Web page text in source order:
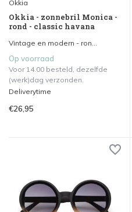
Okkia
Okkia - zonnebril Monica -
rond - classic havana
Vintage en modern - ron...
Op voorraad
Voor 14.00 besteld, dezelfde
(werk)dag verzonden.
Deliverytime
€26,95